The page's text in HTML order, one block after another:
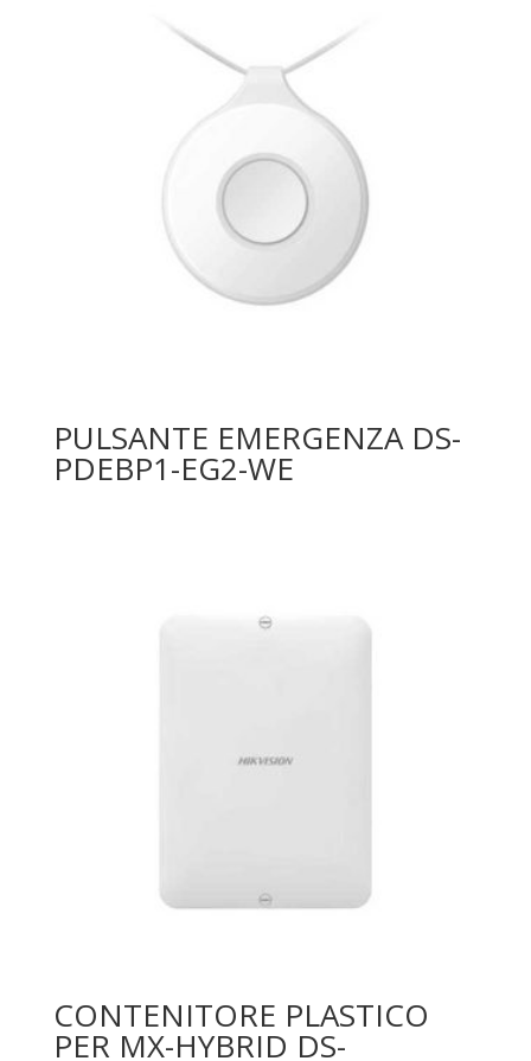
PULSANTE EMERGENZA DS-
PDEBP1-EG2-WE
CONTENITORE PLASTICO
PER MX-HYBRID DS-